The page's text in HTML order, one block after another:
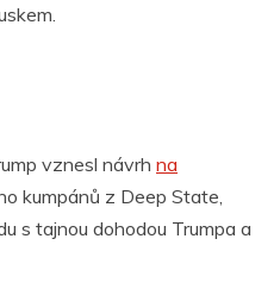
vznesl návrh na
kumpánů z Deep State,
s tajnou dohodou Trumpa a